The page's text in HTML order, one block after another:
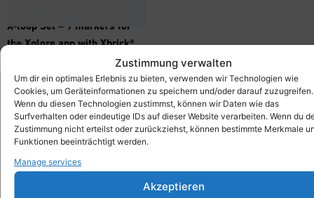
Zustimmung verwalten
Um dir ein optimales Erlebnis zu bieten, verwenden wir Technologien wie
Cookies, um Geräteinformationen zu speichern und/oder darauf zuzugreifen.
Wenn du diesen Technologien zustimmst, können wir Daten wie das
Surfverhalten oder eindeutige IDs auf dieser Website verarbeiten. Wenn du
Zustimmung nicht erteilst oder zurückziehst, können bestimmte Merkmale
Funktionen beeinträchtigt werden.
Manage services
Akzeptieren
X-loop Set – 9 markers for
the Xplore app with Xbrick®
476,00€ inkl. MwSt.
Xbrick®
designed by wd3_spatial design
wd3 GmbH
Seidenstraße 57
70174 Stuttgart